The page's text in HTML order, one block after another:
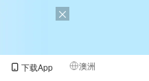
下载App 澳洲